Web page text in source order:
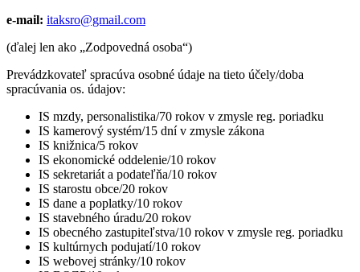
e-mail: itaksro@gmail.com
(ďalej len ako „Zodpovedná osoba“)
Prevádzkovateľ spracúva osobné údaje na tieto účely/doba
spracúvania os. údajov:
IS mzdy, personalistika/70 rokov v zmysle reg. poriadku
IS kamerový systém/15 dní v zmysle zákona
IS knižnica/5 rokov
IS ekonomické oddelenie/10 rokov
IS sekretariát a podateľňa/10 rokov
IS starostu obce/20 rokov
IS dane a poplatky/10 rokov
IS stavebného úradu/20 rokov
IS obecného zastupiteľstva/10 rokov v zmysle reg. poriadku
IS kultúrnych podujatí/10 rokov
IS webovej stránky/10 rokov